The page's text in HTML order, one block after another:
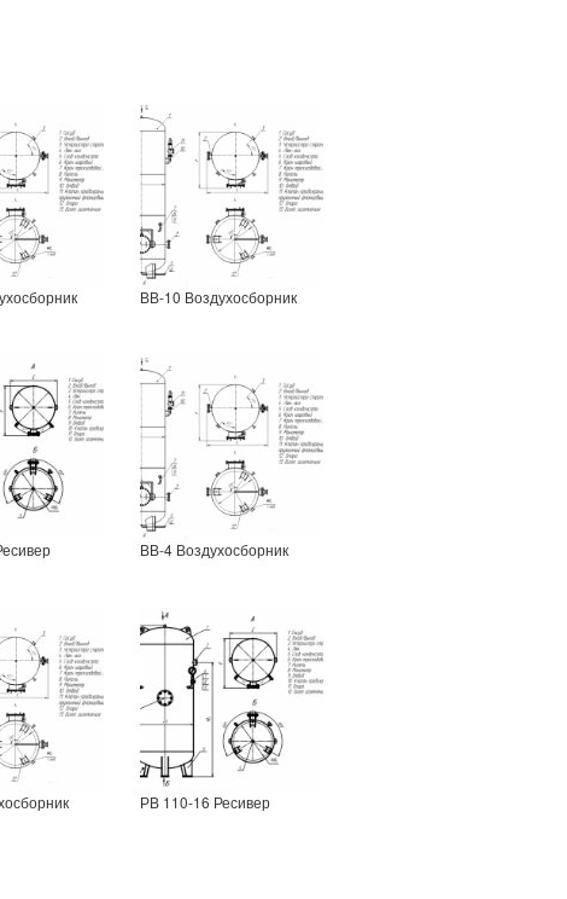
ВВ-10 Воздухосборник
ВВ-4 Воздухосборник
РВ 110-16 Ресивер